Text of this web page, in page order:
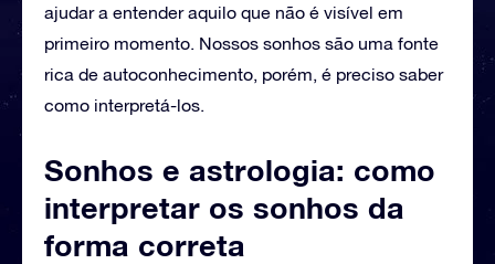
ajudar a entender aquilo que não é visível em
primeiro momento. Nossos sonhos são uma fonte
rica de autoconhecimento, porém, é preciso saber
como interpretá-los.
Sonhos e astrologia: como
interpretar os sonhos da
forma correta